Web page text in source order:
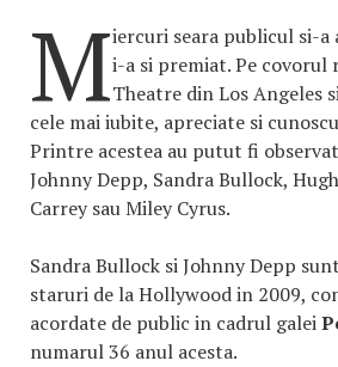
Miercuri seara publicul si-a
i-a si premiat. Pe covorul
Theatre din Los Angeles
cele mai iubite, apreciate si
Printre acestea au putut fi
Johnny Depp, Sandra Bullock,
Carrey sau Miley Cyrus.
Sandra Bullock si Johnny Depp
staruri de la Hollywood in 2009,
acordate de public in cadrul galei
numarul 36 anul acesta.